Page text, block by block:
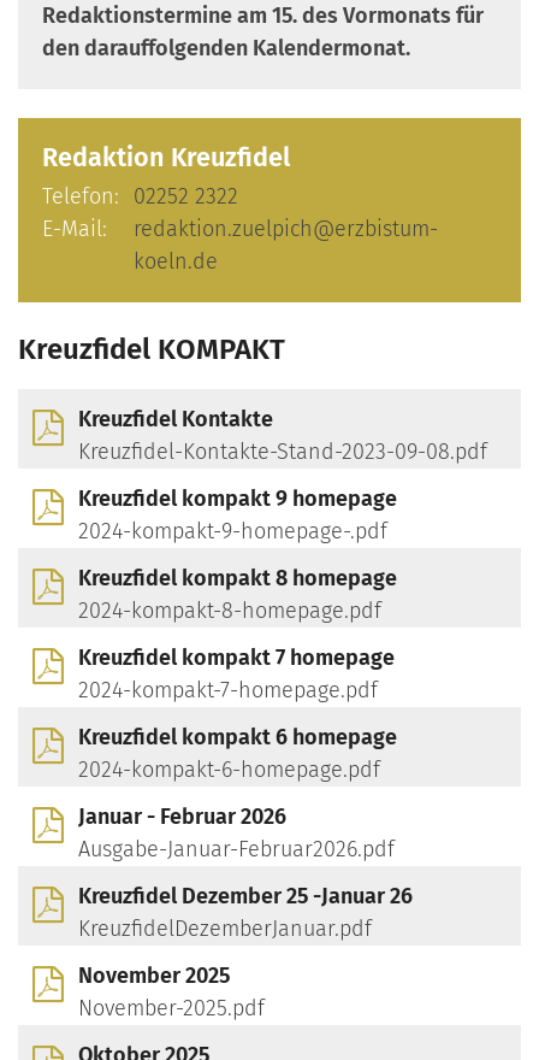
Redaktionstermine am 15. des Vormonats für
den darauffolgenden Kalendermonat.
Redaktion Kreuzfidel
Telefon:
02252 2322
E-Mail:
redaktion.zuelpich@erzbistum-
koeln.de
Kreuzfidel KOMPAKT
Kreuzfidel Kontakte
Kreuzfidel-Kontakte-Stand-2023-09-08.pdf
Kreuzfidel kompakt 9 homepage
2024-kompakt-9-homepage-.pdf
Kreuzfidel kompakt 8 homepage
2024-kompakt-8-homepage.pdf
Kreuzfidel kompakt 7 homepage
2024-kompakt-7-homepage.pdf
Kreuzfidel kompakt 6 homepage
2024-kompakt-6-homepage.pdf
Januar - Februar 2026
Ausgabe-Januar-Februar2026.pdf
Kreuzfidel Dezember 25 -Januar 26
KreuzfidelDezemberJanuar.pdf
November 2025
November-2025.pdf